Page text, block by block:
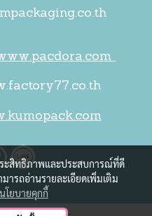
ระสิทธิภาพและประสบการณ์ที่ดี
ารถอ่านรายละเอียดเพิ่มเติม
นโยบายคุกกี้